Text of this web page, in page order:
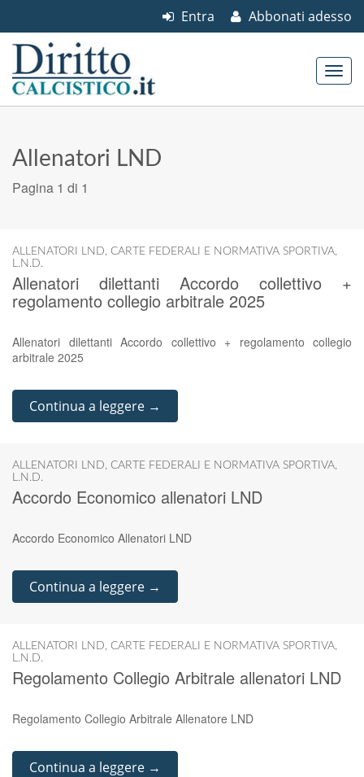
Abbonati adesso
Entra
Allenatori LND
Pagina 1 di 1
ALLENATORI LND, CARTE FEDERALI E NORMATIVA SPORTIVA,
L.N.D.
Allenatori dilettanti Accordo collettivo +
regolamento collegio arbitrale 2025
Allenatori dilettanti Accordo collettivo + regolamento collegio
arbitrale 2025
Continua a leggere →
ALLENATORI LND, CARTE FEDERALI E NORMATIVA SPORTIVA,
L.N.D.
Accordo Economico allenatori LND
Accordo Economico Allenatori LND
Continua a leggere →
ALLENATORI LND, CARTE FEDERALI E NORMATIVA SPORTIVA,
L.N.D.
Regolamento Collegio Arbitrale allenatori LND
Regolamento Collegio Arbitrale Allenatore LND
Continua a leggere →